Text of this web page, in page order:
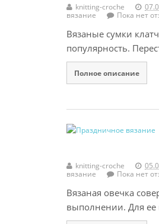
knitting-croche
вязание
Пока нет
Вязаные сумки
популярность.
Полное описание
knitting-croche
вязание
Пока нет
Вязаная овечка
выполнении. Для ее